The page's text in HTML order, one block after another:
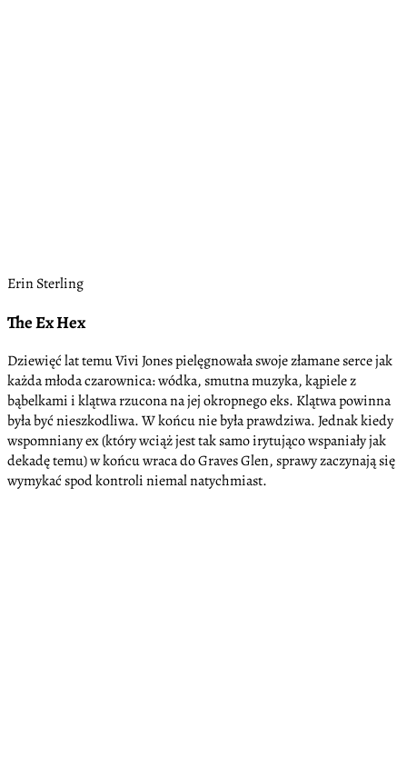
Erin Sterling
The Ex Hex
Dziewięć lat temu Vivi Jones pielęgnowała swoje złamane serce jak
każda młoda czarownica: wódka, smutna muzyka, kąpiele z
bąbelkami i klątwa rzucona na jej okropnego eks. Klątwa powinna
była być nieszkodliwa. W końcu nie była prawdziwa. Jednak kiedy
wspomniany ex (który wciąż jest tak samo irytująco wspaniały jak
dekadę temu) w końcu wraca do Graves Glen, sprawy zaczynają się
wymykać spod kontroli niemal natychmiast.